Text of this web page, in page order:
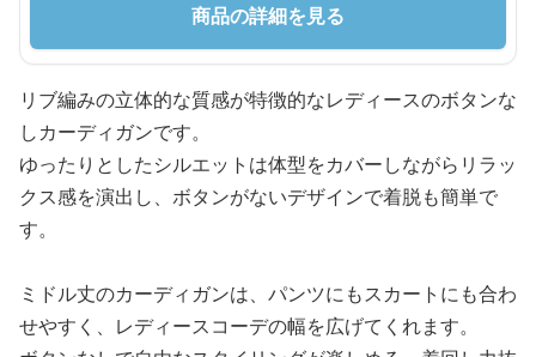
商品の詳細を見る
リブ編みの立体的な質感が特徴的なレディースのボタンな
しカーディガンです。
ゆったりとしたシルエットは体型をカバーしながらリラッ
クス感を演出し、ボタンがないデザインで着脱も簡単で
す。
ミドル丈のカーディガンは、パンツにもスカートにも合わ
せやすく、レディースコーデの幅を広げてくれます。